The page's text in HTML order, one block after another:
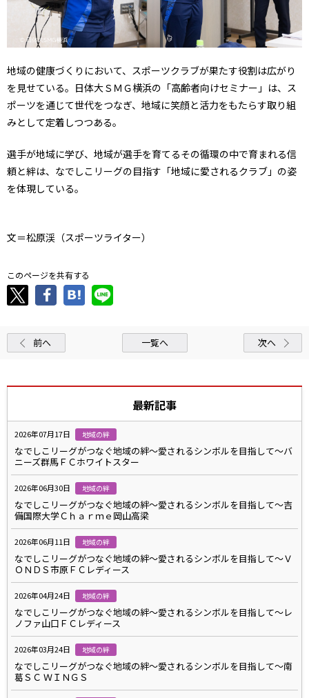
地域の健康づくりにおいて、スポーツクラブが果たす役割は広がり
を見せている。日体大ＳＭＧ横浜の「高齢者向けセミナー」は、ス
ポーツを通じて世代をつなぎ、地域に笑顔と活力をもたらす取り組
みとして定着しつつある。
選手が地域に学び、地域が選手を育てる――その循環の中で育まれる信
頼と絆は、なでしこリーグの目指す「地域に愛されるクラブ」の姿
を体現している。
文＝松原渓（スポーツライター）
このページを共有する
前へ 一覧へ 次へ
最新記事
2026年07月17日 地域の絆
なでしこリーグがつなぐ地域の絆～愛されるシンボルを目指して～バ
ニーズ群馬ＦＣホワイトスター
2026年06月30日 地域の絆
なでしこリーグがつなぐ地域の絆～愛されるシンボルを目指して～吉
備国際大学Ｃｈａｒｍｅ岡山高梁
2026年06月11日 地域の絆
なでしこリーグがつなぐ地域の絆～愛されるシンボルを目指して～Ｖ
ＯＮＤＳ市原ＦＣレディース
2026年04月24日 地域の絆
なでしこリーグがつなぐ地域の絆～愛されるシンボルを目指して～レ
ノファ山口ＦＣレディース
2026年03月24日 地域の絆
なでしこリーグがつなぐ地域の絆～愛されるシンボルを目指して～南
葛ＳＣ ＷＩＮＧＳ